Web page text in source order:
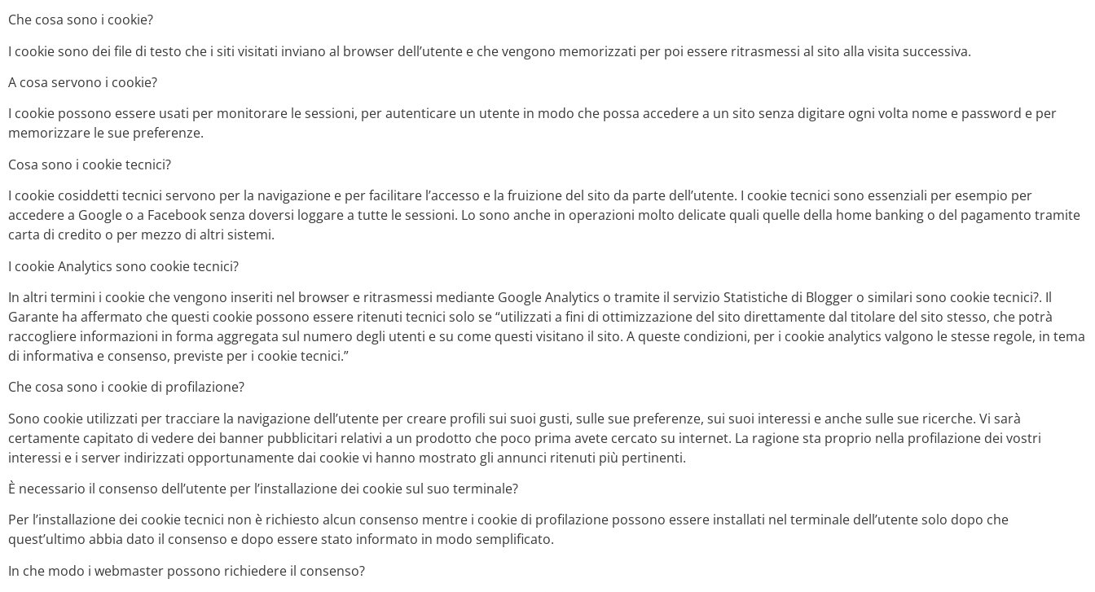
Che cosa sono i cookie?
I cookie sono dei file di testo che i siti visitati inviano al browser dell’utente e che vengono memorizzati per poi essere ritrasmessi al sito alla visita successiva.
A cosa servono i cookie?
I cookie possono essere usati per monitorare le sessioni, per autenticare un utente in modo che possa accedere a un sito senza digitare ogni volta nome e password e per
memorizzare le sue preferenze.
Cosa sono i cookie tecnici?
I cookie cosiddetti tecnici servono per la navigazione e per facilitare l’accesso e la fruizione del sito da parte dell’utente. I cookie tecnici sono essenziali per esempio per
accedere a Google o a Facebook senza doversi loggare a tutte le sessioni. Lo sono anche in operazioni molto delicate quali quelle della home banking o del pagamento tramite
carta di credito o per mezzo di altri sistemi.
I cookie Analytics sono cookie tecnici?
In altri termini i cookie che vengono inseriti nel browser e ritrasmessi mediante Google Analytics o tramite il servizio Statistiche di Blogger o similari sono cookie tecnici?. Il
Garante ha affermato che questi cookie possono essere ritenuti tecnici solo se “utilizzati a fini di ottimizzazione del sito direttamente dal titolare del sito stesso, che potrà
raccogliere informazioni in forma aggregata sul numero degli utenti e su come questi visitano il sito. A queste condizioni, per i cookie analytics valgono le stesse regole, in tema
di informativa e consenso, previste per i cookie tecnici.”
Che cosa sono i cookie di profilazione?
Sono cookie utilizzati per tracciare la navigazione dell’utente per creare profili sui suoi gusti, sulle sue preferenze, sui suoi interessi e anche sulle sue ricerche. Vi sarà
certamente capitato di vedere dei banner pubblicitari relativi a un prodotto che poco prima avete cercato su internet. La ragione sta proprio nella profilazione dei vostri
interessi e i server indirizzati opportunamente dai cookie vi hanno mostrato gli annunci ritenuti più pertinenti.
È necessario il consenso dell’utente per l’installazione dei cookie sul suo terminale?
Per l’installazione dei cookie tecnici non è richiesto alcun consenso mentre i cookie di profilazione possono essere installati nel terminale dell’utente solo dopo che
quest’ultimo abbia dato il consenso e dopo essere stato informato in modo semplificato.
In che modo i webmaster possono richiedere il consenso?